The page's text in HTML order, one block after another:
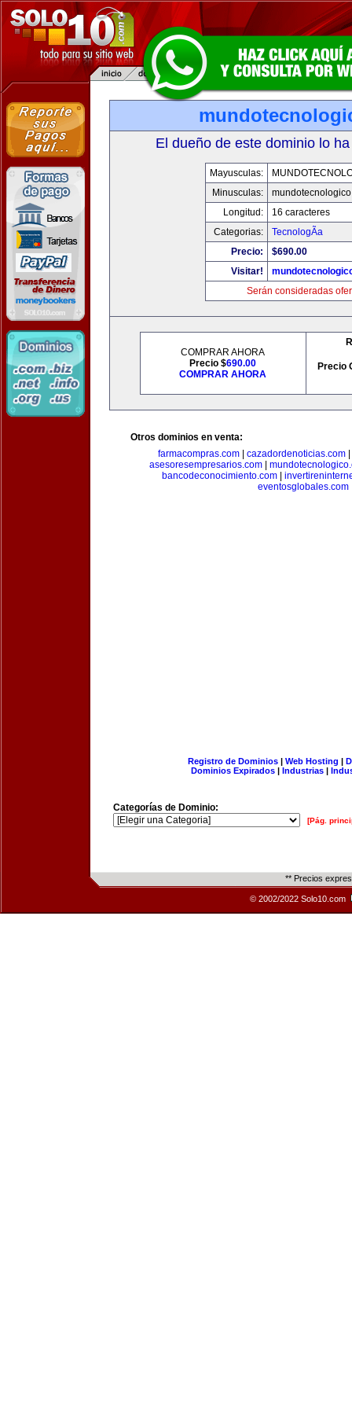
El dueño de este dominio lo
Mayusculas:
Minusculas:
Longitud:
16 caracteres
Categorias:
TecnologÃ­a
Precio:
$690.00
Visitar!
Serán consideradas
COMPRAR AHORA
Precio $690.00
COMPRAR AHORA
Precio
Otros dominios en venta:
farmacompras.com
cazadordenoticias.com
asesoresempresarios.com
bancodeconocimiento.com
eventosglobales.com
Registro de Dominios| Web Hosting |
Dominios Expirados | Industrias |
Categorías de Dominio:
[Pág.
** Precios
© 2002/2022 Solo10.com